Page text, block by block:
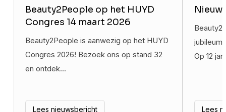
Beauty2People op het HUYD
Congres 14 maart 2026
Beauty2People is aanwezig op het HUYD
Congres 2026! Bezoek ons op stand 32
en ontdek...
Lees nieuwsbericht
jubileum
Op 12
Lees